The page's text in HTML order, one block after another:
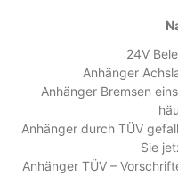
24V
Anhänger
Anhänger Bremsen
Anhänger durch TÜV
Sie
Anhänger TÜV –